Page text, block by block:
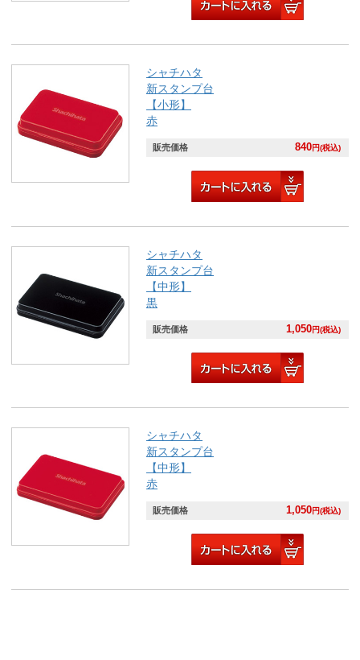
シャチハタ
新スタンプ台
【小形】
赤
販売価格 840円(税込)
シャチハタ
新スタンプ台
【中形】
黒
販売価格 1,050円(税込)
シャチハタ
新スタンプ台
【中形】
赤
販売価格 1,050円(税込)